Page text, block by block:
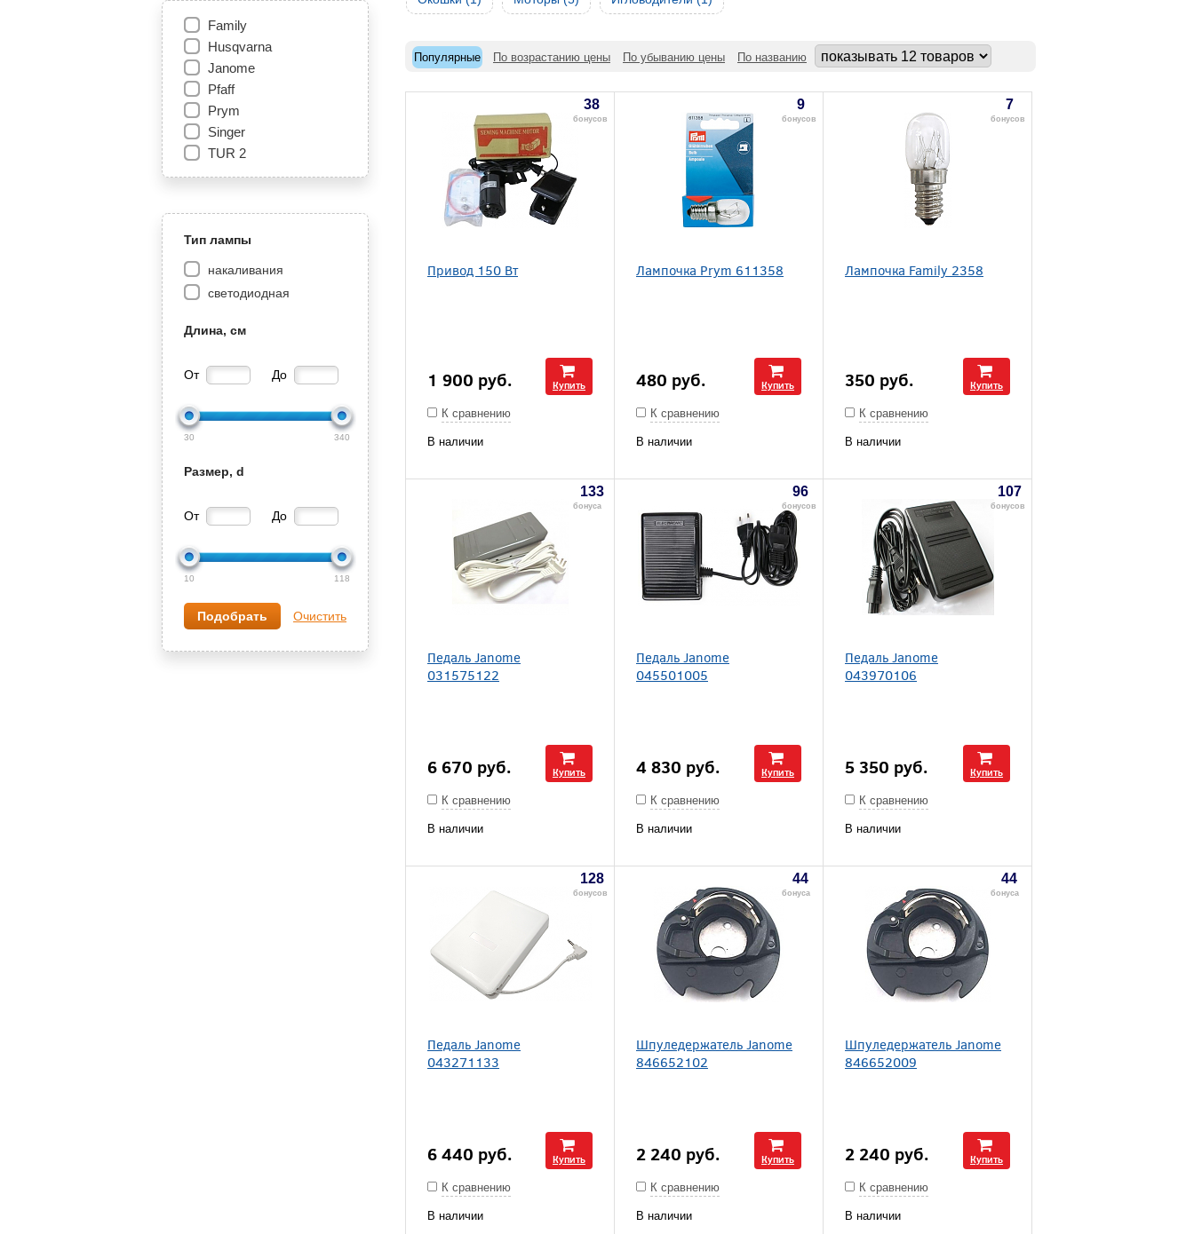
Family
Husqvarna
Janome
Pfaff
Prym
Singer
TUR 2
Тип лампы
накаливания
светодиодная
Длина, см
От До
30 340
Размер, d
От До
10 118
Очистить
Популярные По возрастанию цены По убыванию цены По названию
38
бонусов
Привод 150 Вт
1 900 руб. Купить
К сравнению
В наличии
9
бонусов
Лампочка Prym 611358
480 руб. Купить
К сравнению
В наличии
7
бонусов
Лампочка Family 2358
350 руб. Купить
К сравнению
В наличии
133
бонуса
Педаль Janome
031575122
6 670 руб. Купить
К сравнению
В наличии
96
бонусов
Педаль Janome
045501005
4 830 руб. Купить
К сравнению
В наличии
107
бонусов
Педаль Janome
043970106
5 350 руб. Купить
К сравнению
В наличии
128
бонусов
Педаль Janome
043271133
6 440 руб. Купить
К сравнению
В наличии
44
бонуса
Шпуледержатель Janome
846652102
2 240 руб. Купить
К сравнению
В наличии
44
бонуса
Шпуледержатель Janome
846652009
2 240 руб. Купить
К сравнению
В наличии